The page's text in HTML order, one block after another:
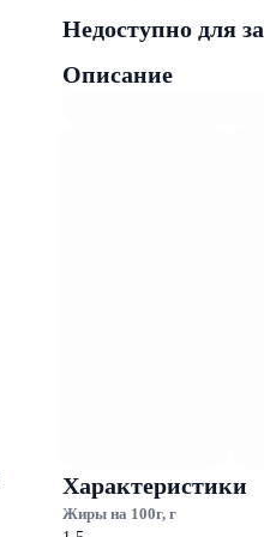
Недоступно для
Описание
Характеристики
Жиры на 100г, г